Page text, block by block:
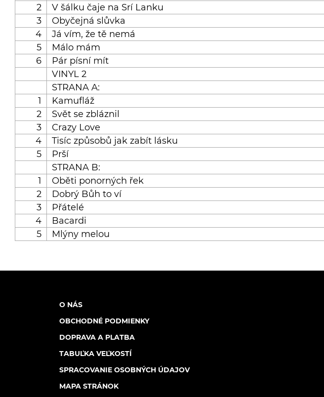
2
V šálku čaje na Srí Lanku
3
Obyčejná slůvka
4
Já vím, že tě nemá
5
Málo mám
6
Pár písní mít
VINYL 2
STRANA A:
1
Kamufláž
2
Svět se zbláznil
3
Crazy Love
4
Tisíc způsobů jak zabít lásku
5
Prší
STRANA B:
1
Oběti ponorných řek
2
Dobrý Bůh to ví
3
Přátelé
4
Bacardi
5
Mlýny melou
O NÁS
OBCHODNÉ PODMIENKY
DOPRAVA A PLATBA
TABUĽKA VEĽKOSTÍ
SPRACOVANIE OSOBNÝCH ÚDAJOV
MAPA STRÁNOK